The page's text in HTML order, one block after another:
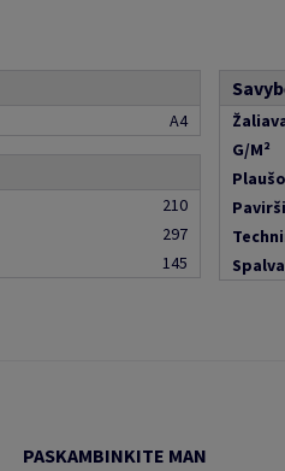
A4
210
297
145
G/M²
Spalva
PASKAMBINKITE MAN